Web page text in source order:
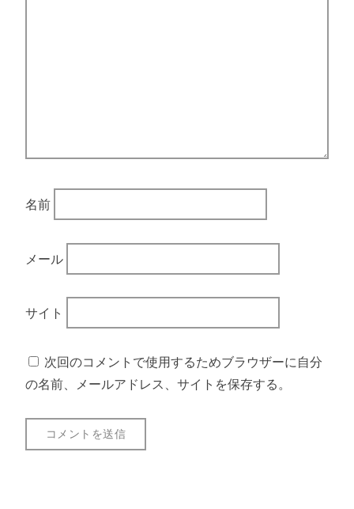
名前
メール
サイト
次回のコメントで使用するためブラウザーに自分
の名前、メールアドレス、サイトを保存する。